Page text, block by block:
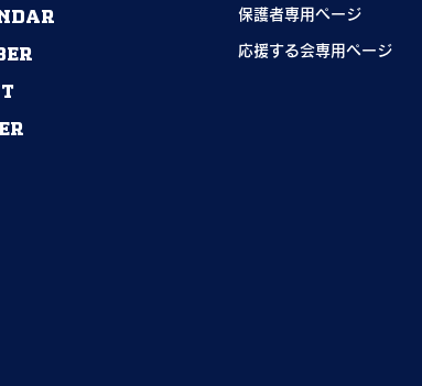
保護者専用ページ
応援する会専用ページ